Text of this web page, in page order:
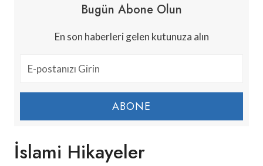
Bugün Abone Olun
En son haberleri gelen kutunuza alın
ABONE
İslami Hikayeler